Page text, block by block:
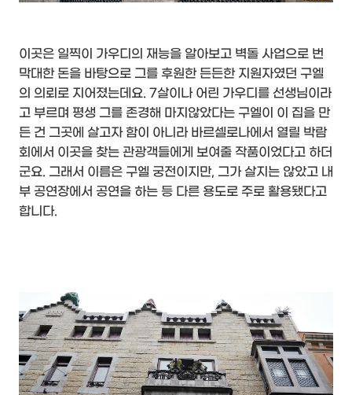
이곳은 일찍이 가우디의 재능을 알아보고 벽돌 사업으로 번
막대한 돈을 바탕으로 그를 후원한 든든한 지원자였던 구엘
의 의뢰로 지어졌는데요. 7살이나 어린 가우디를 선생님이라
고 부르며 평생 그를 존경해 마지않았다는 구엘이 이 집을 만
든 건 그곳에 살고자 함이 아니라 바르셀로나에서 열릴 박람
회에서 이곳을 찾는 관광객들에게 보여줄 작품이었다고 하더
군요. 그래서 이름은 구엘 궁전이지만, 그가 살지는 않았고 내
부 공연장에서 공연을 하는 등 다른 용도로 주로 활용됐다고
합니다.